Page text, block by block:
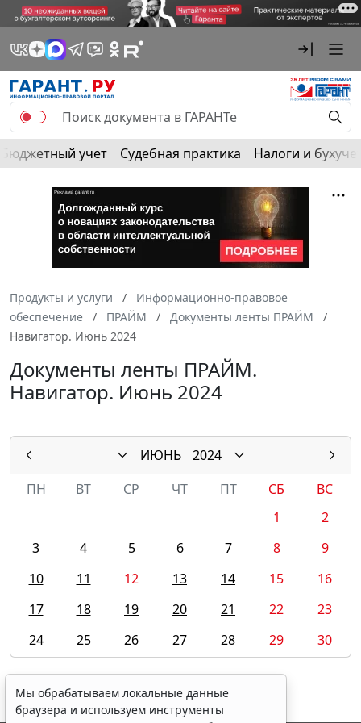
Бюджетный учет Судебная практика Налоги и
Продукты и услуги
Информационно-правовое
обеспечение
ПРАЙМ
Документы ленты ПРАЙМ
Навигатор. Июнь 2024
Документы ленты ПРАЙМ.
Навигатор. Июнь 2024
ИЮНЬ
2024
ПН
ВТ СР ЧТ ПТ СБ
ВС
1
2
3
4 5 6 7 8
9
10
11 12 13 14 15
16
17
18 19 20 21 22
23
24
25 26 27 28 29 30
Мы обрабатываем локальные данные
браузера и используем инструменты